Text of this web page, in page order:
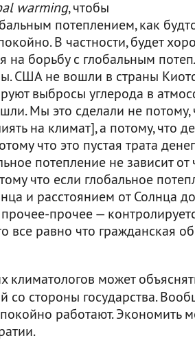
warming, чтобы
потеплением, как
В частности, будет
на борьбу с глобальным
США не вошли в страны
выбросы углерода в
Мы это сделали не потому,
на климат], а потому, что
что это пустая трата
потепление не зависит от
что если глобальное
и расстоянием от Солнца
прочее —
все равно что гражданская
климатологов может
стороны государства.
работают. Экономить